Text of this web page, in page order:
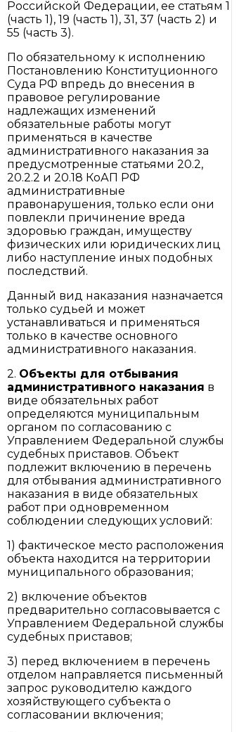
Российской Федерации, ее статьям 1
(часть 1), 19 (часть 1), 31, 37 (часть 2) и
55 (часть 3).
По обязательному к исполнению
Постановлению Конституционного
Суда РФ впредь до внесения в
правовое регулирование
надлежащих изменений
обязательные работы могут
применяться в качестве
административного наказания за
предусмотренные статьями 20.2,
20.2.2 и 20.18 КоАП РФ
административные
правонарушения, только если они
повлекли причинение вреда
здоровью граждан, имуществу
физических или юридических лиц
либо наступление иных подобных
последствий.
Данный вид наказания назначается
только судьей и может
устанавливаться и применяться
только в качестве основного
административного наказания.
2. Объекты для отбывания
административного наказания в
виде обязательных работ
определяются муниципальным
органом по согласованию с
Управлением Федеральной службы
судебных приставов. Объект
подлежит включению в перечень
для отбывания административного
наказания в виде обязательных
работ при одновременном
соблюдении следующих условий:
1) фактическое место расположения
объекта находится на территории
муниципального образования;
2) включение объектов
предварительно согласовывается с
Управлением Федеральной службы
судебных приставов;
3) перед включением в перечень
отделом направляется письменный
запрос руководителю каждого
хозяйствующего субъекта о
согласовании включения;